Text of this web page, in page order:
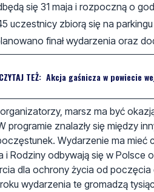
się 31 maja i rozpoczną o
uczestnicy zbiorą się na
finał wydarzenia oraz
CZYTAJ TEŻ: Akcja gaśnicza w powiecie
marsz ma być
programie znalazły się między
Wydarzenie ma mieć
i Rodziny odbywają się w
dla ochrony życia od
wydarzenia te gromadzą